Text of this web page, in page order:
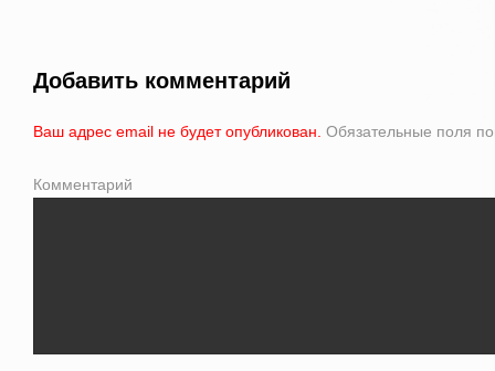
Добавить комментарий
Ваш адрес email не будет опубликован. Обязательные поля
Комментарий